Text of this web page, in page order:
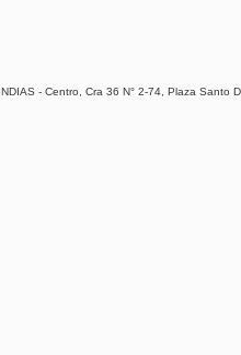
- Centro, Cra 36 N° 2-74, Plaza Santo